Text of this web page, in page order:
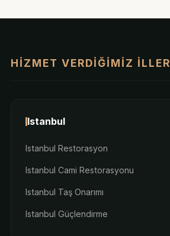
HIZMET VERDIĞIMIZ İLLER
Istanbul
Istanbul Restorasyon
Istanbul Cami Restorasyonu
Istanbul Taş Onarımı
Istanbul Güçlendirme